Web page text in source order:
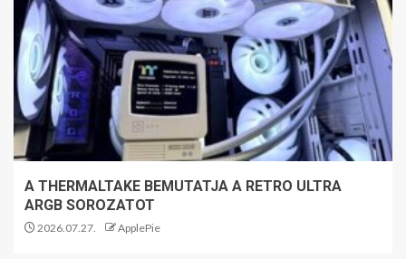
A THERMALTAKE BEMUTATJA A RETRO ULTRA
ARGB SOROZATOT
2026.07.27. ApplePie